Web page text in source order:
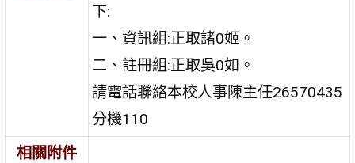
下:
一、資訊組:正取諸0姬。
二、註冊組:正取吳0如。
請電話聯絡本校人事陳主任26570435
分機110
相關附件